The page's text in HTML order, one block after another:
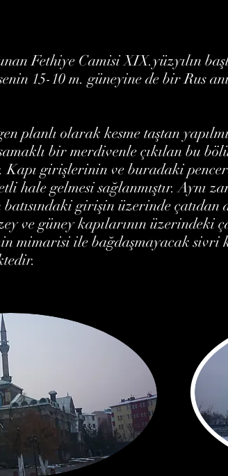
Fethiye Camisi XIX.yüzyılın
15-10 m. güneyine de bir Rus
planlı olarak kesme taştan
bir merdivenle çıkılan bu
girişlerinin ve buradaki
hale gelmesi sağlanmıştır. Aynı
batısındaki girişin üzerinde
ve güney kapılarının üzerindeki
mimarisi ile bağdaşmayacak sivri